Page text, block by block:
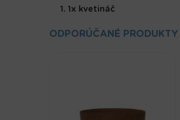
1x kvetináč
ODPORÚČANÉ PRODUKTY